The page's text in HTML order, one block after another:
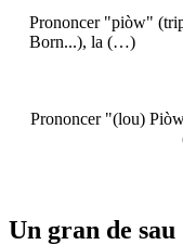
Prononcer "piòw"
Born...), la (…)
Prononcer "(lou)
Un gran de sau